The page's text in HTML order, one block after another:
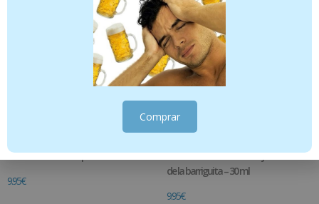
Pranabb – Bálsamo pectoral – 40 ml
9.95€
Pranabb – Aceite de masaje – Confort
de la barriguita – 30 ml
9.95€
Comprar